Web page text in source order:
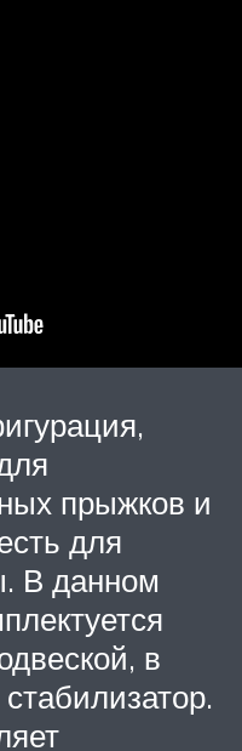
прыжков и
для
В данном
в
стабилизатор.